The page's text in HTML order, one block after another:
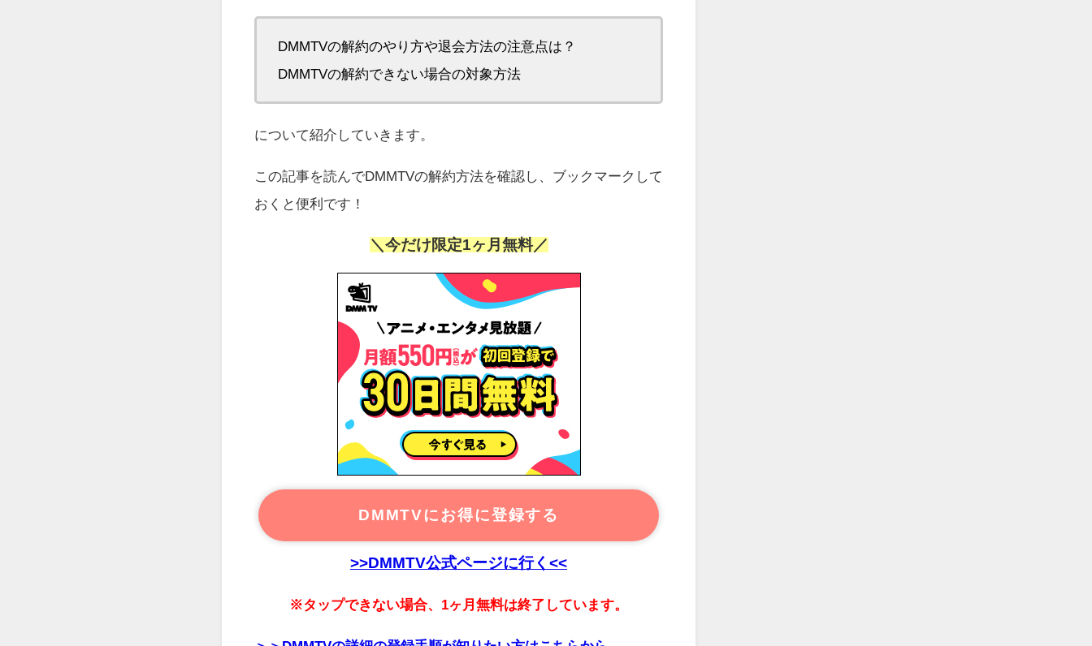
DMMTVの解約のやり方や退会方法の注意点は？
DMMTVの解約できない場合の対象方法
について紹介していきます。
この記事を読んでDMMTVの解約方法を確認し、ブックマークして
おくと便利です！
＼今だけ限定1ヶ月無料／
DMMTVにお得に登録する
>>DMMTV公式ページに行く<<
※タップできない場合、1ヶ月無料は終了しています。